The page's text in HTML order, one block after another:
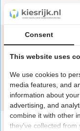
1 miljoen+
Onze
Consent
This website uses
We use cookies to
media features, and
information about
advertising, and
combine it with other
they've collected from